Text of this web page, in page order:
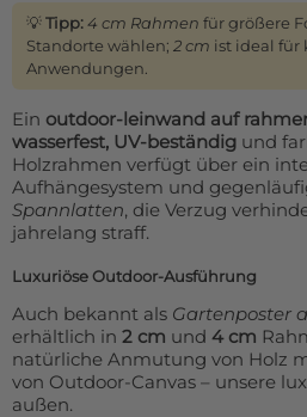
💡Tipp:4 cm Rahmen für größere
Standorte wählen; 2 cm ist ideal für
Anwendungen.
Ein outdoor-leinwand auf
wasserfest, UV-beständig und
Holzrahmen verfügt über ein
Aufhängesystem und
Spannlatten, die Verzug
jahrelang straff.
Luxuriöse Outdoor-Ausführung
Auch bekannt als Gartenposter
erhältlich in 2 cm und 4 cm
natürliche Anmutung von Holz
von Outdoor-Canvas – unsere
außen.